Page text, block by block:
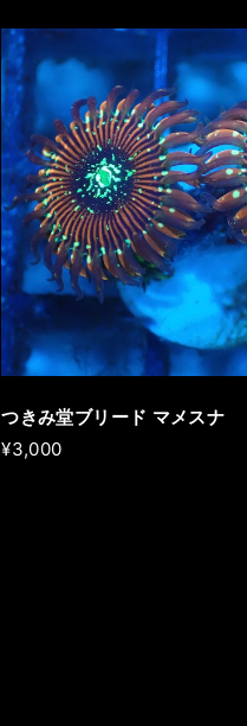
つきみ堂ブリード マメスナ
¥3,000